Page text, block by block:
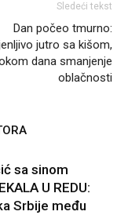
Sledeći tekst
Dan počeo tmurno:
jutro sa kišom,
dana smanjenje
oblačnosti
sa sinom
U REDU:
Srbije među